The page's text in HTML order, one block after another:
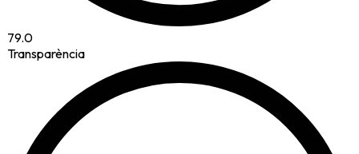
79.0
Transparència